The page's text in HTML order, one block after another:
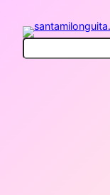
Inhalt
springen
Suchen